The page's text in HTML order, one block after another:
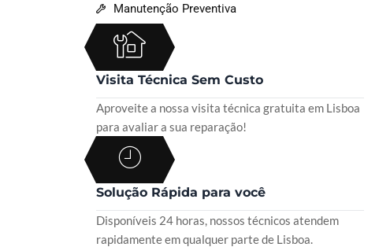
Manutenção Preventiva
Visita Técnica Sem Custo
Aproveite a nossa visita técnica gratuita em Lisboa
para avaliar a sua reparação!
Solução Rápida para você
Disponíveis 24 horas, nossos técnicos atendem
rapidamente em qualquer parte de Lisboa.